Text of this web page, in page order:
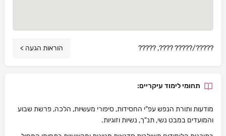
?????/????? ????, ????? הוראות הגעה >
תחומי לימוד עיקריים:
מודעות ותורת הנפש עפ"י החסידות, סיפורי מעשיות, הלכה, פרשת שבוע
והמועדים במבט נשי, תנ"ך, נשיות וזוגיות.